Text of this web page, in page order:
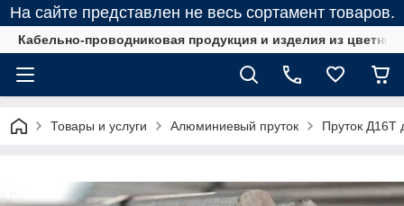
На сайте представлен не весь сортамент товаров.
Кабельно-проводниковая продукция и изделия из
Товары и услуги Алюминиевый пруток Пруток Д16Т